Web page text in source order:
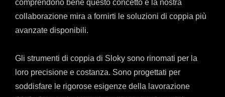
comprendono bene questo concetto e la nostra
collaborazione mira a fornirti le soluzioni di coppia più
avanzate disponibili.
Gli strumenti di coppia di Sloky sono rinomati per la
loro precisione e costanza. Sono progettati per
soddisfare le rigorose esigenze della lavorazione